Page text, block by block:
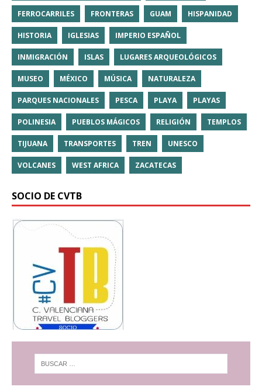
FERROCARRILES FRONTERAS GUAM HISPANIDAD
HISTORIA IGLESIAS IMPERIO ESPAÑOL
INMIGRACIÓN ISLAS LUGARES ARQUEOLÓGICOS
MUSEO MÉXICO MÚSICA NATURALEZA
PARQUES NACIONALES PESCA PLAYA PLAYAS
POLINESIA PUEBLOS MÁGICOS RELIGIÓN TEMPLOS
TIJUANA TRANSPORTES TREN UNESCO
VOLCANES WEST AFRICA ZACATECAS
SOCIO DE CVTB